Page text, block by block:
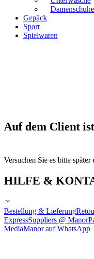
Damenschuhe
Gepäck
Sport
Spielwaren
Auf dem Client
Versuchen Sie es bitte später
HILFE &
Bestellung & Lieferung
ExpressSuppliers @ Manor
MediaManor auf WhatsApp